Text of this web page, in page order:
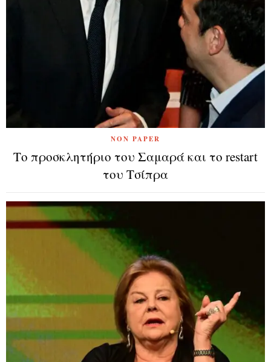
NON PAPER
Το προσκλητήριο του Σαμαρά και το restart
του Τσίπρα